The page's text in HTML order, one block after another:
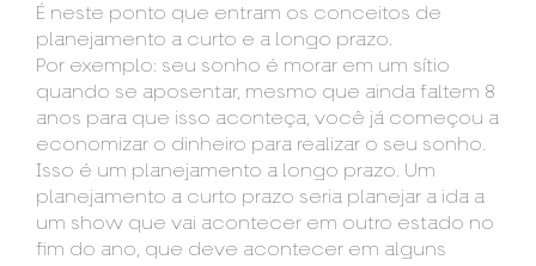
É neste ponto que entram os conceitos de
planejamento a curto e a longo prazo.
Por exemplo: seu sonho é morar em um sítio
quando se aposentar, mesmo que ainda faltem 8
anos para que isso aconteça, você já começou a
economizar o dinheiro para realizar o seu sonho.
Isso é um planejamento a longo prazo. Um
planejamento a curto prazo seria planejar a ida a
um show que vai acontecer em outro estado no
fim do ano, que deve acontecer em alguns